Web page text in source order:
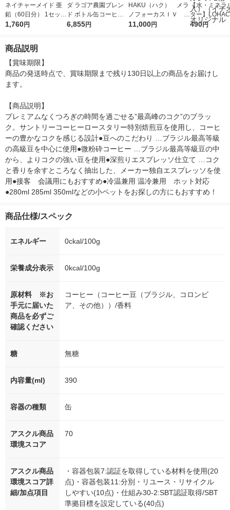
ネイチャーメイド 亜
鉛（60日分） 1セット
（1個（60粒）×2）
1,760円
ダ ラゴア農園ブレン
ド ボトル缶コーヒー
275g 1セット（48
6,855円
HAKU（ハク） メラ
ノフォーカスＩＶ 4
5ｇ 資生堂 おまけ
11,000円
【水・ミネラ
ター】
r（ロハコウ
490円
商品説明
【賞味期限】
商品の発送時点で、賞味期限まで残り130日以上の商品をお届けし
ます。
【商品説明】
プレミアムなくつろぎの時間を過ごせる”最高峰のコク”のブラッ
ク。サントリーコーヒーロースタリー特別焙煎豆を使用し、コーヒ
ーの豊かなコクを感じる設計●豆へのこだわり …ブラジル最高等級
の高級豆を中心に使用●微粉砕コーヒー …ブラジル最高等級豆の中
から、よりコクの強い豆を使用●深煎りエスプレッソ仕立て …コク
と香りを余すところなく抽出した、メーカー独自エスプレッソを使
用●接客　会議用にもおすすめ●冷温兼用 温冷兼用　ホット対応
●280ml 285ml 350mlなどの小ペットをお探しの方にもおすすめ！
商品仕様/スペック
エネルギー 0ckal/100g
栄養成分表示 0kcal/100g
原材料 ※お
手元に届いた
商品を必ずご
確認ください
コーヒー（コーヒー豆（ブラジル、コロンビ
ア、その他））/香料
糖 無糖
内容量(ml) 390
容器の種類 缶
アスクル商品
環境スコア
70
アスクル商品
環境スコア詳
細/加点項目
・容器包装7:認証を取得している材料を使用(20
点)・容器包装11:分別・リユース・リサイクル
しやすい(10点)・仕組み30-2:SBT認証取得/SBT
準拠目標を設定している(40点)